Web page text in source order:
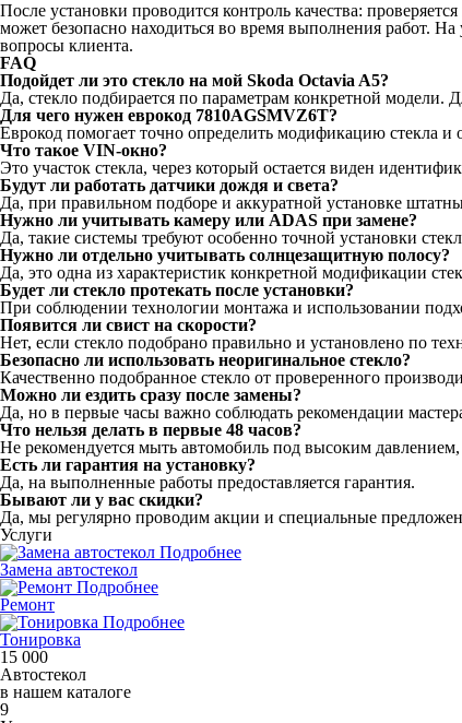
После установки проводится контроль качества:
может безопасно находиться во время выполнения работ.
вопросы клиента.
FAQ
Подойдет ли это стекло на мой Skoda Octavia A5?
Да, стекло подбирается по параметрам конкретной
Для чего нужен еврокод 7810AGSMVZ6T?
Еврокод помогает точно определить модификацию стекла
Что такое VIN-окно?
Это участок стекла, через который остается виден
Будут ли работать датчики дождя и света?
Да, при правильном подборе и аккуратной установке
Нужно ли учитывать камеру или ADAS при замене?
Да, такие системы требуют особенно точной установки
Нужно ли отдельно учитывать солнцезащитную полосу?
Да, это одна из характеристик конкретной модификации
Будет ли стекло протекать после установки?
При соблюдении технологии монтажа и использовании
Появится ли свист на скорости?
Нет, если стекло подобрано правильно и установлено по
Безопасно ли использовать неоригинальное стекло?
Качественно подобранное стекло от проверенного
Можно ли ездить сразу после замены?
Да, но в первые часы важно соблюдать рекомендации
Что нельзя делать в первые 48 часов?
Не рекомендуется мыть автомобиль под высоким
Есть ли гарантия на установку?
Да, на выполненные работы предоставляется гарантия.
Бывают ли у вас скидки?
Да, мы регулярно проводим акции и специальные
Услуги
Подробнее
Замена автостекол
Подробнее
Ремонт
Подробнее
Тонировка
15 000
Автостекол
в нашем каталоге
9